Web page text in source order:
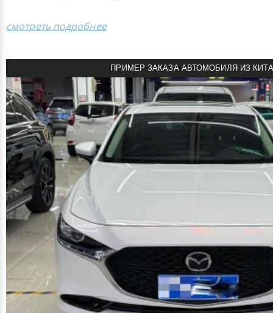
смотреть подробнее
ПРИМЕР ЗАКАЗА АВТОМОБИЛЯ ИЗ